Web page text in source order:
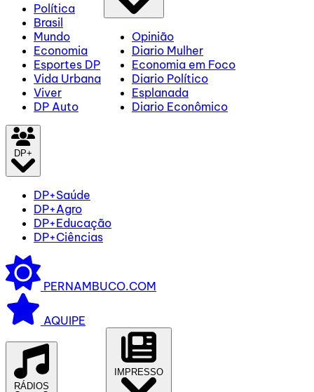
Política
Brasil
Mundo
Economia
Esportes DP
Vida Urbana
Viver
DP Auto
Opinião
Diario Mulher
Economia em Foco
Diario Político
Esplanada
Diario Econômico
DP+
DP+Saúde
DP+Agro
DP+Educação
DP+Ciências
PERNAMBUCO.COM
AQUIPE
RÁDIOS
IMPRESSO